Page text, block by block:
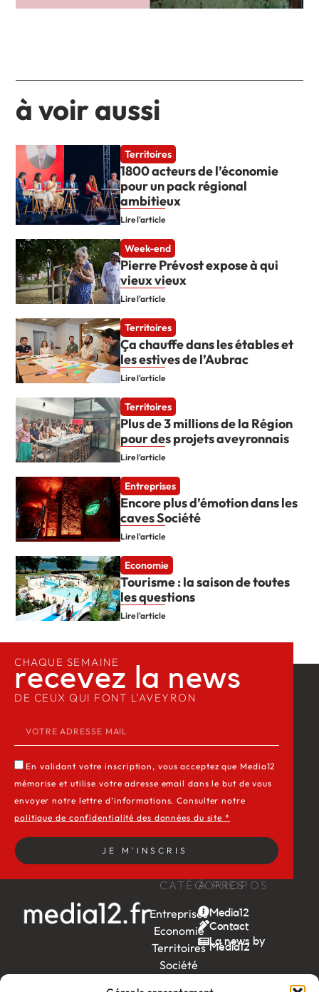
à voir aussi
Territoires
1800 acteurs de l’économie
pour un pack régional
ambitieux
Lire l'article
Week-end
Pierre Prévost expose à qui
vieux vieux
Lire l'article
Territoires
Ça chauffe dans les étables et
les estives de l’Aubrac
Lire l'article
Territoires
Plus de 3 millions de la Région
pour des projets aveyronnais
Lire l'article
Entreprises
Encore plus d’émotion dans les
caves Société
Lire l'article
Economie
Tourisme : la saison de toutes
les questions
Lire l'article
CATÉGORIES
Entreprises
Economie
Territoires
Société
À PROPOS
Media12
Contact
La news by
Média12
CHAQUE SEMAINE
recevez la news​
DE CEUX QUI FONT L’AVEYRON
En validant votre inscription, vous acceptez que Media12
mémorise et utilise votre adresse email dans le but de vous
envoyer notre lettre d’informations. Consulter notre
politique de confidentialité des données du site *
JE M'INSCRIS